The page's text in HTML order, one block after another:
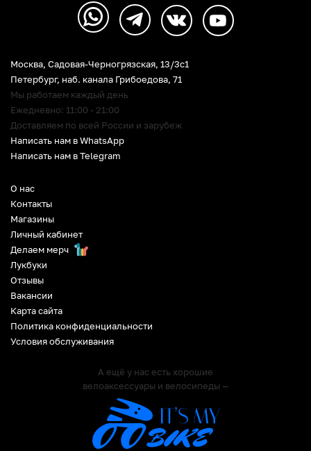
О нас
Контакты
Магазины
Личный кабинет
Делаем мерч
Лукбуки
Отзывы
Вакансии
Карта сайта
Политика конфиденциальности
Условия обслуживания
А ещё у нас есть хорошие
велоаксессуары и велосипеды —
Москва, Садовая-Черногрязская, 13/3c1
Петербург, наб. канала Грибоедова, 71
Мы работаем каждый день
Ежедневно: 11:00 - 21:00
Доставляем по всей России и зарубеж
Написать нам в WhatsApp
Написать нам в Telegram